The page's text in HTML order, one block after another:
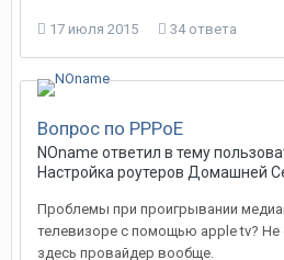
17 июля 2015 34 ответа
Вопрос по PPPoE
NOname ответил в тему
Настройка роутеров Домашней
Проблемы при проигрывании
телевизоре с помощью apple tv? Не
здесь провайдер вообще.